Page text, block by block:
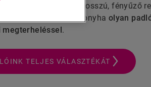
készítsen, és ahol hosszú, fényűző
központjaként a konyha olyan
megterheléssel.
TELJES VÁLASZTÉKÁT